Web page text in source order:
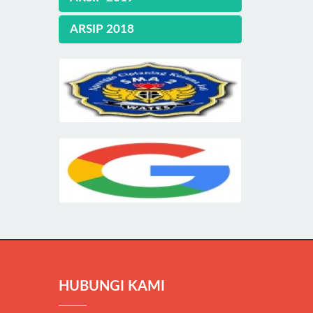
ARSIP 2018
HUBUNGI KAMI